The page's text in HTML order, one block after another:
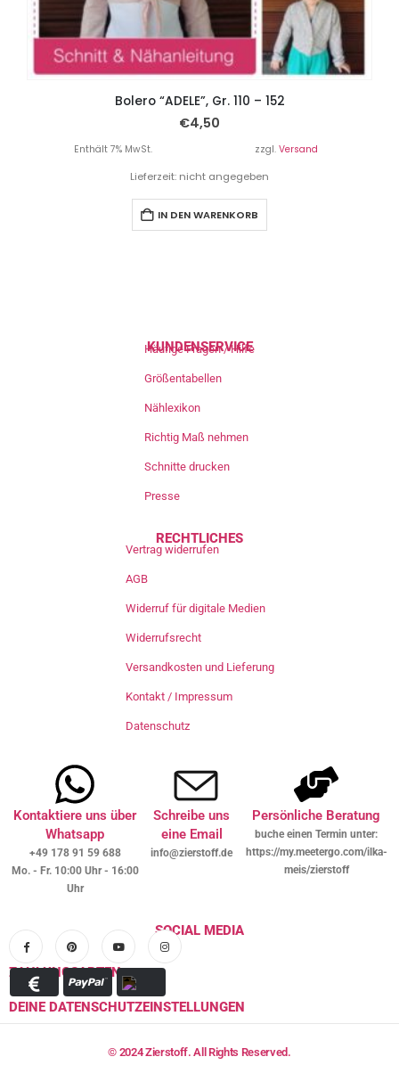
Bolero “ADELE”, Gr. 110 – 152
€4,50
Enthält 7% MwSt. zzgl. Versand
Lieferzeit: nicht angegeben
IN DEN WARENKORB
KUNDENSERVICE
Häufige Fragen / Hilfe
Größentabellen
Nählexikon
Richtig Maß nehmen
Schnitte drucken
Presse
RECHTLICHES
Vertrag widerrufen
AGB
Widerruf für digitale Medien
Widerrufsrecht
Versandkosten und Lieferung
Kontakt / Impressum
Datenschutz
Kontaktiere uns über
Whatsapp
+49 178 91 59 688
Mo. - Fr. 10:00 Uhr - 16:00
Uhr
Schreibe uns
eine Email
info@zierstoff.de
Persönliche Beratung
buche einen Termin unter:
https://my.meetergo.com/ilka-
meis/zierstoff
SOCIAL MEDIA
ZAHLUNGSARTEN
DEINE DATENSCHUTZEINSTELLUNGEN
© 2024 Zierstoff. All Rights Reserved.